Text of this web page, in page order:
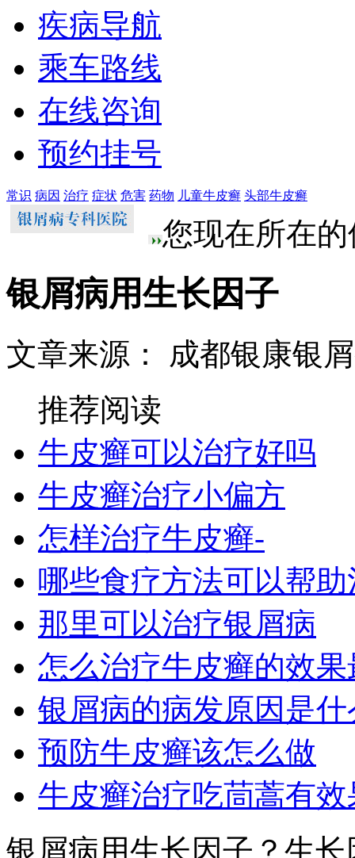
疾病导航
乘车路线
在线咨询
预约挂号
常识 病因 治疗 症状 危害 药物 儿童牛皮癣 头部牛皮癣
您现在所在
银屑病用生长因子
文章来源： 成都银康银
推荐阅读
牛皮癣可以治疗好吗
牛皮癣治疗小偏方
怎样治疗牛皮癣-
哪些食疗方法可以帮助
那里可以治疗银屑病
怎么治疗牛皮癣的效果
银屑病的病发原因是什
预防牛皮癣该怎么做
牛皮癣治疗吃茼蒿有效
银屑病用生长因子？生